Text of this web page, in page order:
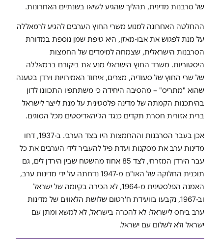
של סרבנות מדינית, תהליך שהגיע לשיאו בשנתיים האחרונות.
ההחלטה האחרונה למנוע משרי החוץ הערבים להגיע לרמאללה
על מנת לפגוש את אבו-מאזן, היא טיפת שמן נוספת במדורת
הסרבנות הישראלית, שצמחה למימדים של החמצות
היסטוריות. משרד החוץ הישראלי מנע את ביקורם ברמאללה
של שרי החוץ של סעודיה, מצרים, איחוד האמירויות וירדן בטענה
שהוא "מתריס" – מהסיבה היחידה כי משתתפיו התכוונו לדון
בהיתכנות הקמתה של מדינה פלסטינית על מנת לייצר לישראל
ברית אזורית חסרת תקדים כנגד הג'יהאדיסטים מכל הסוגים.
אכן בעבר הסרבנות וההחמצות היו בצד הערבי. ב-1937, דחו
מדינות ערב את מסקנות ועדת פיל להעביר לידי הערבים את כל
עבר הירדן המזרחי, לצד 85 אחוז מהשטח שבין הירדן לים, גם
תוכנית החלוקה של האו"ם מ-1947 נדחתה על ידי מדינות ערב,
האמנה הפלסטינית מ-1964, לא הכירה בקיומה של ישראל
וב-1967, נקבעו בוועידת ח'רטום שלושת הלאווים של מדינות
ערב ביחס לישראל: לא להכרה בישראל, לא למשא ומתן עם
ישראל ולא לשלום עם ישראל.